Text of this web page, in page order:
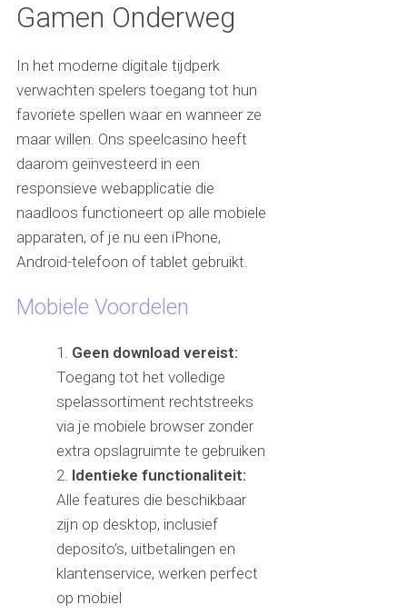
Gamen Onderweg
In het moderne digitale tijdperk
verwachten spelers toegang tot hun
favoriete spellen waar en wanneer ze
maar willen. Ons speelcasino heeft
daarom geïnvesteerd in een
responsieve webapplicatie die
naadloos functioneert op alle mobiele
apparaten, of je nu een iPhone,
Android-telefoon of tablet gebruikt.
Mobiele Voordelen
Geen download vereist:
Toegang tot het volledige
spelassortiment rechtstreeks
via je mobiele browser zonder
extra opslagruimte te gebruiken
Identieke functionaliteit:
Alle features die beschikbaar
zijn op desktop, inclusief
deposito’s, uitbetalingen en
klantenservice, werken perfect
op mobiel